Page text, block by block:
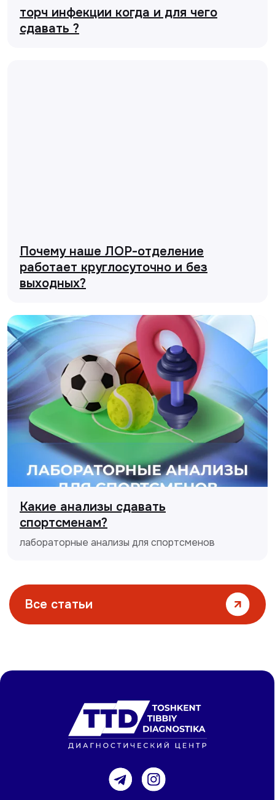
торч инфекции когда и для чего
сдавать ?
Почему наше ЛОР-отделение
работает круглосуточно и без
выходных?
Какие анализы сдавать
спортсменам?
лабораторные анализы для спортсменов